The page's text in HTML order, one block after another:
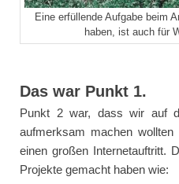
Eine erfüllende Aufgabe beim
haben, ist auch für
Das war Punkt 1.
Punkt 2 war, dass wir auf
aufmerksam machen
einen großen Internetauftritt.
Projekte gemacht haben wie: